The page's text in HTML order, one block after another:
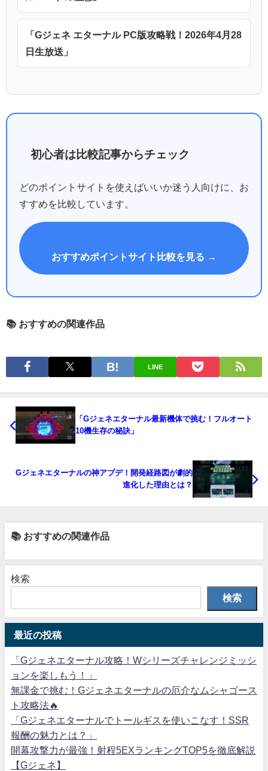
「Gジェネ エターナル PC版攻略戦！2026年4月28
日生放送」
初心者は比較記事からチェック
どのポイントサイトを使えばいいか迷う人向けに、お
すすめを比較しています。
おすすめポイントサイト比較を見る →
📚 おすすめの関連作品
LINE
「Gジェネエターナル最新機体で挑む！フルオート
10機生存の秘訣」
Gジェネエターナルの神アプデ！開発経路図が劇的
進化した理由とは？
📚 おすすめの関連作品
検索
検索
最近の投稿
「Gジェネエターナル攻略！Wシリーズチャレンジミッシ
ョンを楽しもう！」
無課金で挑む！Gジェネエターナルの厄介なムシャゴース
ト攻略法🔥
「Gジェネエターナルでトールギスを使いこなす！SSR
報酬の魅力とは？」
開幕攻撃力が最強！射程5EXランキングTOP5を徹底解説
【Gジェネ】